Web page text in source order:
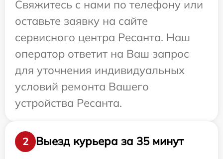
Свяжитесь с нами по телефону или
оставьте заявку на сайте
сервисного центра Ресанта. Наш
оператор ответит на Ваш запрос
для уточнения индивидуальных
условий ремонта Вашего
устройства Ресанта.
2
Выезд курьера за 35 минут